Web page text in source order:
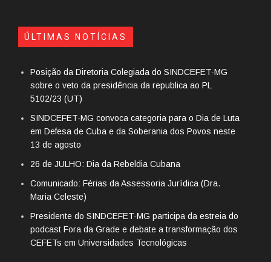
ÚLTIMAS NOTÍCIAS
Posição da Diretoria Colegiada do SINDCEFET-MG
sobre o veto da presidência da republica ao PL
5102/23 (UT)
SINDCEFET-MG convoca categoria para o Dia de Luta
em Defesa de Cuba e da Soberania dos Povos neste
13 de agosto
26 de JULHO: Dia da Rebeldia Cubana
Comunicado: Férias da Assessoria Jurídica (Dra.
Maria Celeste)
Presidente do SINDCEFET-MG participa da estreia do
podcast Fora da Grade e debate a transformação dos
CEFETs em Universidades Tecnológicas